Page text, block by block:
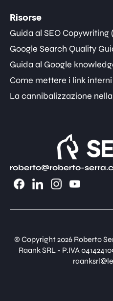
Risorse
Guida al SEO Copywriting
Google Search Quality
Guida al Google
Come mettere i link interni
La cannibalizzazione nella
roberto@roberto-
© Copyright 2026 Roberto
Raank SRL - P.IVA